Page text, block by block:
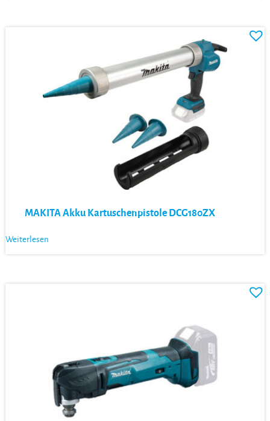
MAKITA Akku Kartuschenpistole DCG180ZX
Weiterlesen